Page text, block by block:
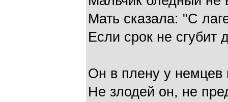
Мать сказала: "С
Если срок не сгубит
Он в плену у немцев
Не злодей он, не